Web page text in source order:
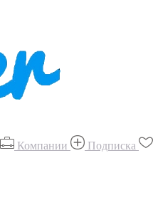
Компании Подписка